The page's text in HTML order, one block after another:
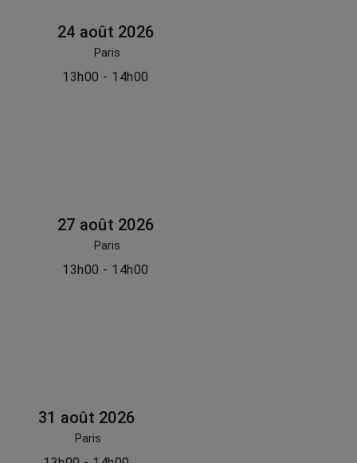
24 août 2026
Paris
13h00 - 14h00
27 août 2026
Paris
13h00 - 14h00
31 août 2026
Paris